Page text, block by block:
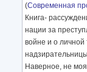
(Современная
Книга-
нации за
войне и о
Наверное, не